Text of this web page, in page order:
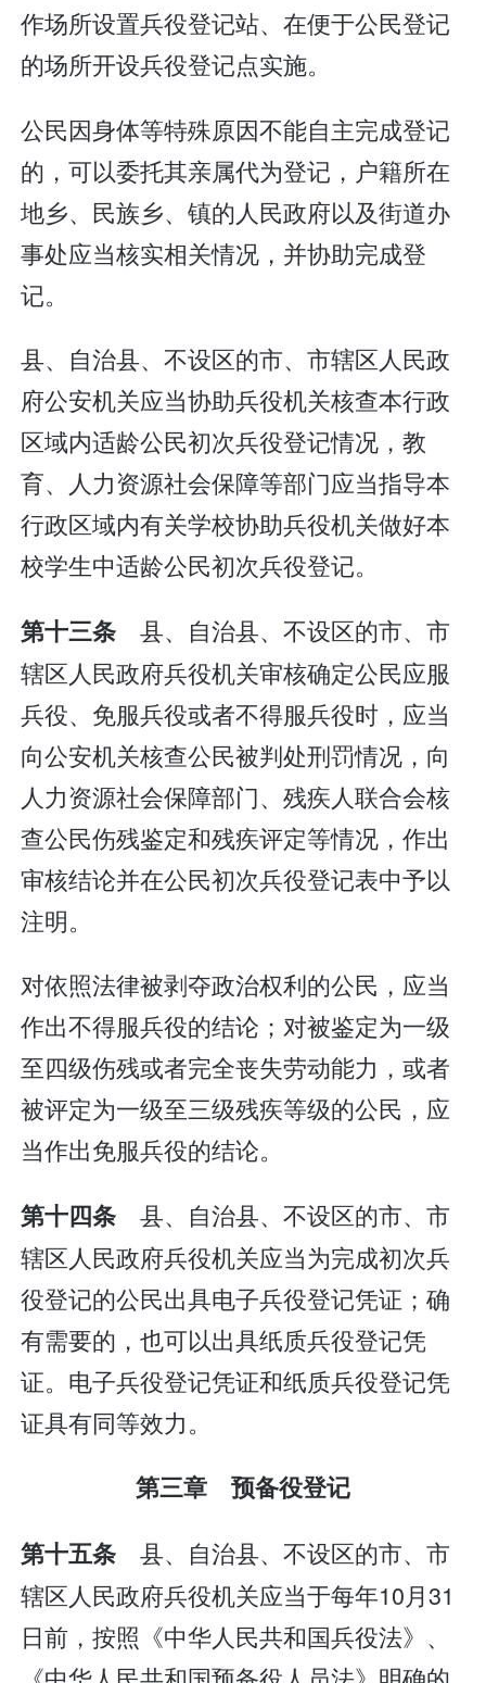
作场所设置兵役登记站、在便于公民登记
的场所开设兵役登记点实施。
公民因身体等特殊原因不能自主完成登记
的，可以委托其亲属代为登记，户籍所在
地乡、民族乡、镇的人民政府以及街道办
事处应当核实相关情况，并协助完成登
记。
县、自治县、不设区的市、市辖区人民政
府公安机关应当协助兵役机关核查本行政
区域内适龄公民初次兵役登记情况，教
育、人力资源社会保障等部门应当指导本
行政区域内有关学校协助兵役机关做好本
校学生中适龄公民初次兵役登记。
第十三条县、自治县、不设区的市、市
辖区人民政府兵役机关审核确定公民应服
兵役、免服兵役或者不得服兵役时，应当
向公安机关核查公民被判处刑罚情况，向
人力资源社会保障部门、残疾人联合会核
查公民伤残鉴定和残疾评定等情况，作出
审核结论并在公民初次兵役登记表中予以
注明。
对依照法律被剥夺政治权利的公民，应当
作出不得服兵役的结论；对被鉴定为一级
至四级伤残或者完全丧失劳动能力，或者
被评定为一级至三级残疾等级的公民，应
当作出免服兵役的结论。
第十四条县、自治县、不设区的市、市
辖区人民政府兵役机关应当为完成初次兵
役登记的公民出具电子兵役登记凭证；确
有需要的，也可以出具纸质兵役登记凭
证。电子兵役登记凭证和纸质兵役登记凭
证具有同等效力。
第三章 预备役登记
第十五条县、自治县、不设区的市、市
辖区人民政府兵役机关应当于每年10月31
日前，按照《中华人民共和国兵役法》、